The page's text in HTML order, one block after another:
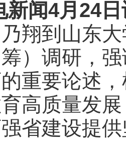
新闻4月24
翔到山东
）调研，
重要论述
高质量发
省建设提